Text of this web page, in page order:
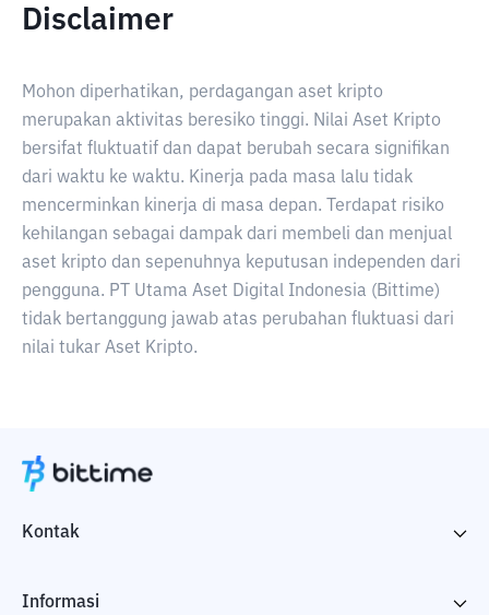
Disclaimer
Mohon diperhatikan, perdagangan aset kripto
merupakan aktivitas beresiko tinggi. Nilai Aset Kripto
bersifat fluktuatif dan dapat berubah secara signifikan
dari waktu ke waktu. Kinerja pada masa lalu tidak
mencerminkan kinerja di masa depan. Terdapat risiko
kehilangan sebagai dampak dari membeli dan menjual
aset kripto dan sepenuhnya keputusan independen dari
pengguna. PT Utama Aset Digital Indonesia (Bittime)
tidak bertanggung jawab atas perubahan fluktuasi dari
nilai tukar Aset Kripto.
Kontak
Informasi